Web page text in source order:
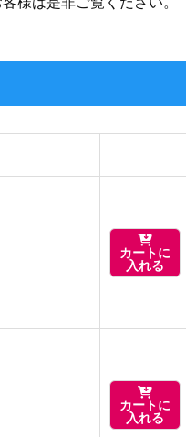

カートに
入れる

カートに
入れる